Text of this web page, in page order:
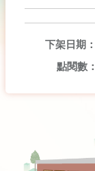
下架日期：
點閱數：